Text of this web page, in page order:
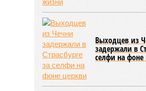
Выходцев из
задержали в
селфи на фоне